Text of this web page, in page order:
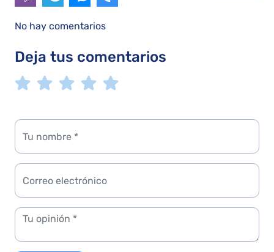
No hay comentarios
Deja tus comentarios